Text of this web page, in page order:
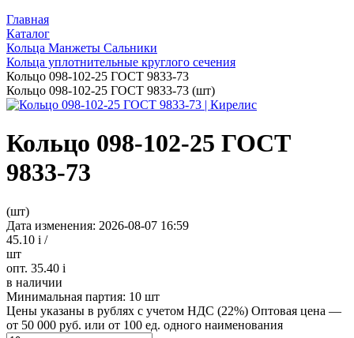
Главная
Каталог
Кольца Манжеты Сальники
Кольца уплотнительные круглого сечения
Кольцо 098-102-25 ГОСТ 9833-73
Кольцо 098-102-25 ГОСТ 9833-73 (шт)
Кольцо 098-102-25 ГОСТ
9833-73
(шт)
Дата изменения: 2026-08-07 16:59
45.10 i /
шт
опт. 35.40 i
в наличии
Минимальная партия: 10 шт
Цены указаны в рублях с учетом НДС (22%) Оптовая цена —
от 50 000 руб. или от 100 ед. одного наименования